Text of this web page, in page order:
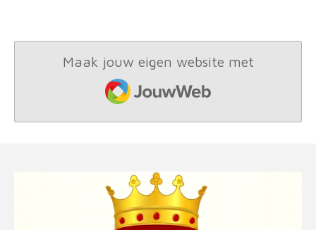
Maak jouw eigen website met
JouwWeb